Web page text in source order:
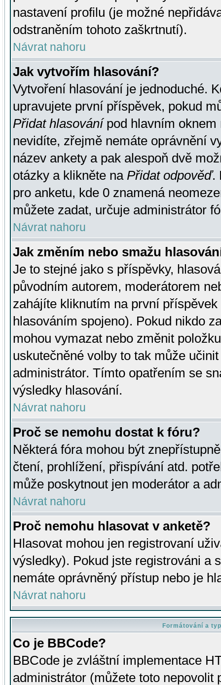
nastavení profilu (je možné
odstraněním tohoto zaškrtnutí).
Návrat nahoru
Jak vytvořím hlasování?
Vytvoření hlasování je jednoduché.
upravujete první příspěvek, pokud
Přidat hlasovánípod hlavním oknem
nevidíte, zřejmě nemáte oprávnění
název ankety a pak alespoň dvě
otázky a klikněte na Přidat odpověď.
pro anketu, kde 0 znamená
můžete zadat, určuje administrátor
Návrat nahoru
Jak změním nebo smažu
Je to stejné jako s příspěvky,
původním autorem, moderátorem
zahájíte kliknutím na první
hlasováním spojeno). Pokud nikdo
mohou vymazat nebo změnit
uskutečněné volby to tak může
administrátor. Tímto opatřením se
výsledky hlasování.
Návrat nahoru
Proč se nemohu dostat k fóru?
Některá fóra mohou být
čtení, prohlížení, přispívání atd.
může poskytnout jen moderátor a
Návrat nahoru
Proč nemohu hlasovat v anketě?
Hlasovat mohou jen registrovaní
výsledky). Pokud jste registrováni a
nemáte oprávněný přístup nebo je
Návrat nahoru
Formátování a
Co je BBCode?
BBCode je zvláštní implementace
administrátor (můžete toto